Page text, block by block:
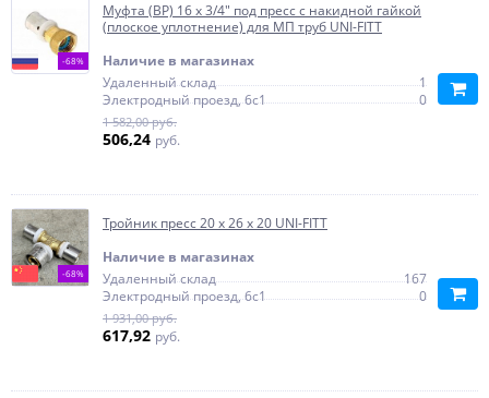
-68%
Муфта (ВР) 16 x 3/4" под пресс с накидной гайкой
(плоское уплотнение) для МП труб UNI-FITT
Наличие в магазинах
Удаленный склад
1
Электродный проезд, 6с1
0
1 582,00 руб.
506,24 руб.
-68%
Тройник пресс 20 х 26 х 20 UNI-FITT
Наличие в магазинах
Удаленный склад
167
Электродный проезд, 6с1
0
1 931,00 руб.
617,92 руб.